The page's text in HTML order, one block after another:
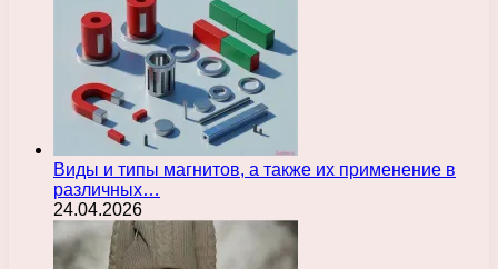
Виды и типы магнитов, а также их применение в
различных…
24.04.2026